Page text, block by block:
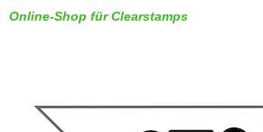
Online-Shop für Clearstamps